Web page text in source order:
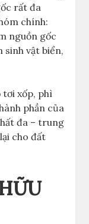
rất đa
chính:
nguồn gốc
sinh vật biển,
tơi xốp, phì
phần của
đa – trung
cho đất